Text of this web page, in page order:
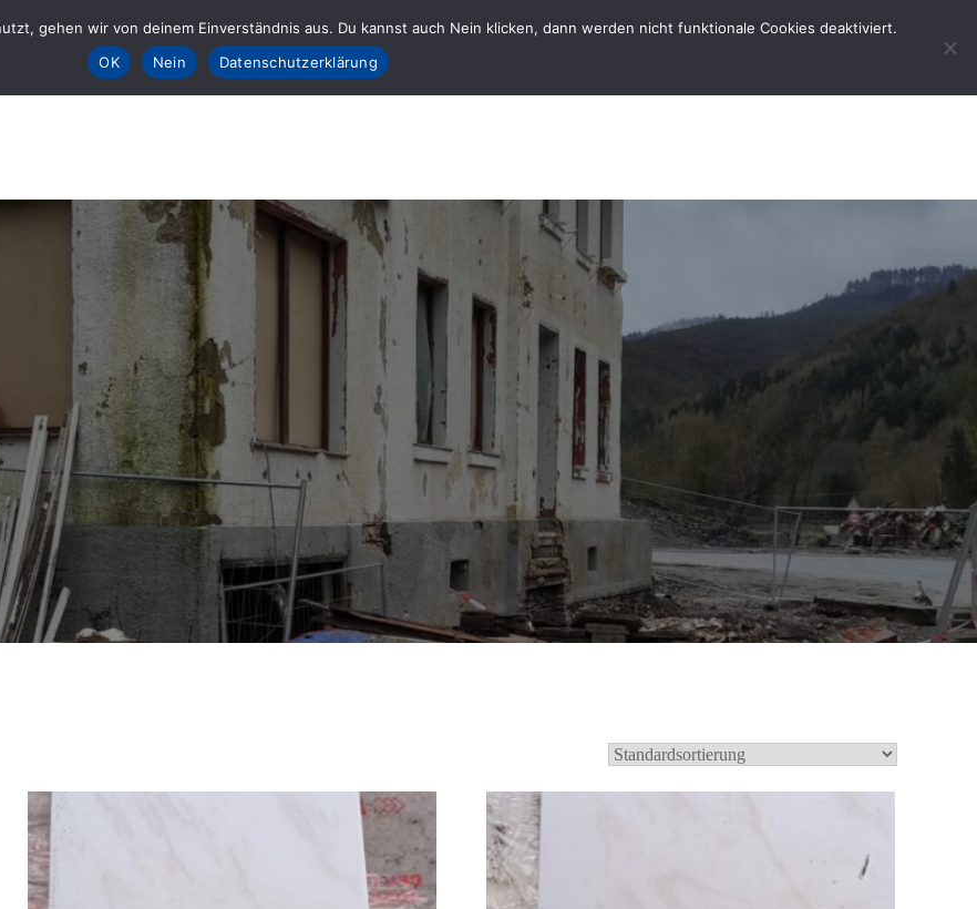
gehen wir von deinem Einverständnis aus. Du kannst auch Nein klicken, dann werden nicht funktionale Cookies deaktiviert.
OK
Nein Datenschutzerklärung